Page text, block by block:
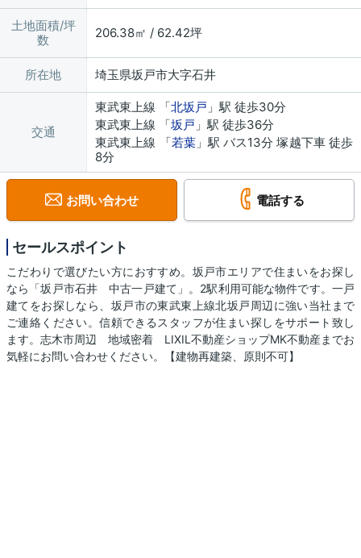
土地面積/坪
数
206.38㎡ / 62.42坪
所在地 埼玉県坂戸市大字石井
交通
東武東上線 「北坂戸 」駅 徒歩30分
東武東上線 「坂戸 」駅 徒歩36分
東武東上線 「若葉」駅 バス13分 塚越下車 徒歩
8分
お問い合わせ 電話する
セールスポイント
こだわりで選びたい方におすすめ。坂戸市エリアで住まいをお探し
なら「坂戸市石井 中古一戸建て」。2駅利用可能な物件です。一戸
建てをお探しなら、坂戸市の東武東上線北坂戸周辺に強い当社まで
ご連絡ください。信頼できるスタッフが住まい探しをサポート致し
ます。志木市周辺 地域密着 LIXIL不動産ショップMK不動産までお
気軽にお問い合わせください。【建物再建築、原則不可】